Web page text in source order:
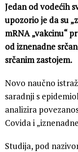
Jedan od vodećih
upozorio je da su
mRNA „vakcinu“
od iznenadne
srčanim zastojem.
Novo naučno
saradnji s
analizira
Covida i
Studija, pod